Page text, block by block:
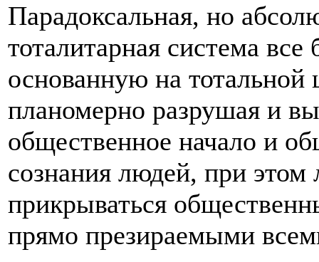
Парадоксальная, но
тоталитарная система
основанную на тотальной
планомерно разрушая и
общественное начало и
сознания людей, при
прикрываться
прямо презираемыми